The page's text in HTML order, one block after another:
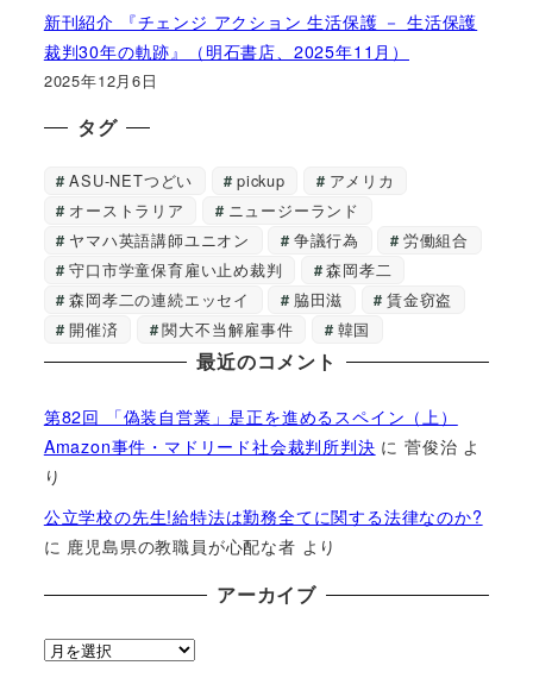
新刊紹介 『チェンジ アクション 生活保護 － 生活保護
裁判30年の軌跡』（明石書店、2025年11月）
2025年12月6日
タグ
ASU-NETつどい pickup
アメリカ
オーストラリア
ニュージーランド
ヤマハ英語講師ユニオン
争議行為
労働組合
守口市学童保育雇い止め裁判
森岡孝二
森岡孝二の連続エッセイ
脇田滋
賃金窃盗
開催済
関大不当解雇事件 韓国
最近のコメント
第82回 「偽装自営業」是正を進めるスペイン（上）
Amazon事件・マドリード社会裁判所判決 に菅俊治 よ
り
公立学校の先生!給特法は勤務全てに関する法律なのか?
に 鹿児島県の教職員が心配な者 より
アーカイブ
ア